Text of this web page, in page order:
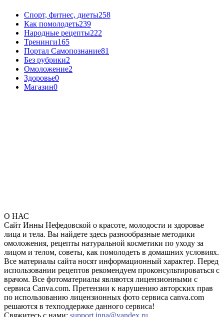
Спорт, фитнес, диеты258
Как помолодеть239
Народные рецепты222
Тренинги165
Портал Самопознание81
Без рубрики2
Омоложение2
Здоровье0
Магазин0
О НАС
Сайт Инны Нефедовской о красоте, молодости и здоровье
лица и тела. Вы найдете здесь разнообразные методики
омоложения, рецепты натуральной косметики по уходу за
лицом и телом, советы, как помолодеть в домашних условиях.
Все материалы сайта носят информационный характер. Перед
использовании рецептов рекомендуем проконсультироваться с
врачом. Все фотоматериалы являются лицензионными с
сервиса Canva.com. Претензии к нарушению авторских прав
по использованию лицензионных фото сервиса canva.com
решаются в техподдержке данного сервиса!
Свяжитесь с нами: support.inna@yandex.ru